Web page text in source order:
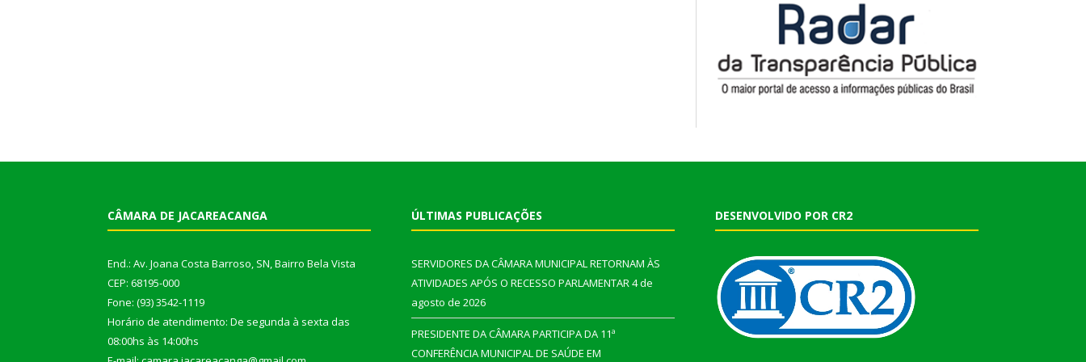
CÂMARA DE JACAREACANGA
End.: Av. Joana Costa Barroso, SN, Bairro Bela Vista
CEP: 68195-000
Fone: (93) 3542-1119
Horário de atendimento: De segunda à sexta das
08:00hs às 14:00hs
ÚLTIMAS PUBLICAÇÕES
SERVIDORES DA CÂMARA MUNICIPAL RETORNAM ÀS
ATIVIDADES APÓS O RECESSO PARLAMENTAR4 de
agosto de 2026
PRESIDENTE DA CÂMARA PARTICIPA DA 11ª
CONFERÊNCIA MUNICIPAL DE SAÚDE EM
DESENVOLVIDO POR CR2